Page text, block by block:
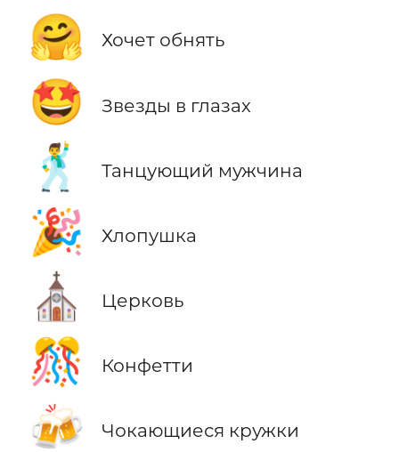
🤗 Хочет обнять
🤩 Звезды в глазах
🕺 Танцующий мужчина
🎉 Хлопушка
⛪ Церковь
🎊 Конфетти
🍻 Чокающиеся кружки